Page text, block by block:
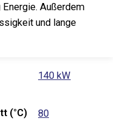
Außerdem
und lange
140 kW
(°C) 80